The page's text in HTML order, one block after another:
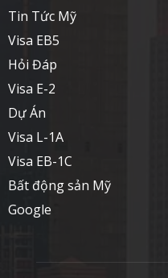
Tin Tức Mỹ
Visa EB5
Hỏi Đáp
Visa E-2
Dự Án
Visa L-1A
Visa EB-1C
Bất động sản Mỹ
Google